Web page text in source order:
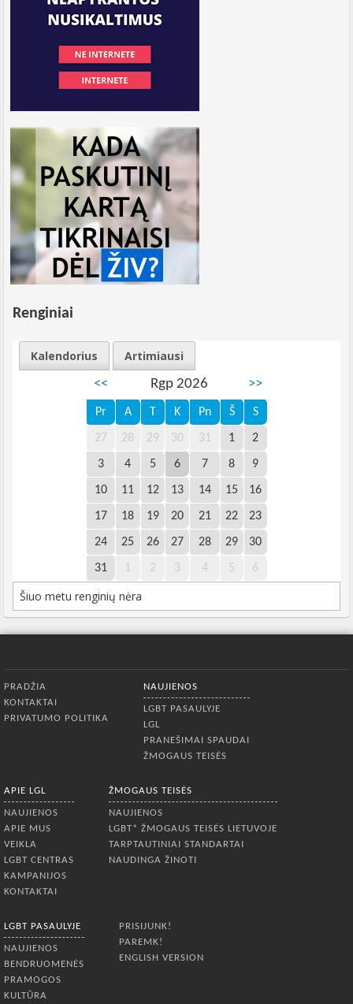
Renginiai
Kalendorius
Artimiausi
<<
Rgp 2026 >>
Pr A T K Pn Š S
27 28 29 30 31 1 2
3 4 5 6 7 8 9
10 11 12 13 14 15 16
17 18 19 20 21 22 23
24 25 26 27 28 29 30
31 1 2 3 4 5 6
Šiuo metu renginių nėra
PRADŽIA
KONTAKTAI
PRIVATUMO POLITIKA
NAUJIENOS
LGBT PASAULYJE
LGL
PRANEŠIMAI SPAUDAI
ŽMOGAUS TEISĖS
APIE LGL
NAUJIENOS
APIE MUS
VEIKLA
LGBT CENTRAS
KAMPANIJOS
KONTAKTAI
ŽMOGAUS TEISĖS
NAUJIENOS
LGBT* ŽMOGAUS TEISĖS LIETUVOJE
TARPTAUTINIAI STANDARTAI
NAUDINGA ŽINOTI
LGBT PASAULYJE
NAUJIENOS
BENDRUOMENĖS
PRAMOGOS
KULTŪRA
PRISIJUNK!
PAREMK!
ENGLISH VERSION